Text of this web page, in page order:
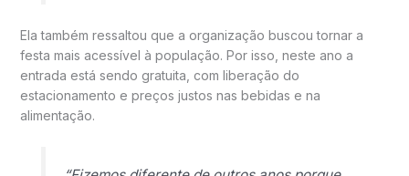
Ela também ressaltou que a organização buscou tornar a
festa mais acessível à população. Por isso, neste ano a
entrada está sendo gratuita, com liberação do
estacionamento e preços justos nas bebidas e na
alimentação.